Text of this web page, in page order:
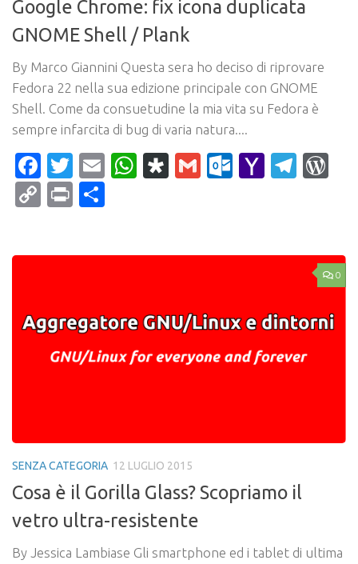
Google Chrome: fix icona duplicata
GNOME Shell / Plank
By Marco Giannini Questa sera ho deciso di riprovare
Fedora 22 nella sua edizione principale con GNOME
Shell. Come da consuetudine la mia vita su Fedora è
sempre infarcita di bug di varia natura....
Facebook
Twitter
EmailWhatsApp
Diaspora
Gmail Yahoo
CopyPrint
0
SENZA CATEGORIA 12 LUGLIO 2015
Cosa è il Gorilla Glass? Scopriamo il
vetro ultra-resistente
By Jessica Lambiase Gli smartphone ed i tablet di ultima